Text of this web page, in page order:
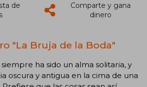
de
Comparte y gana
dinero
"La Bruja de la Boda"
ha sido un alma solitaria, y
oscura y antigua en la cima de una